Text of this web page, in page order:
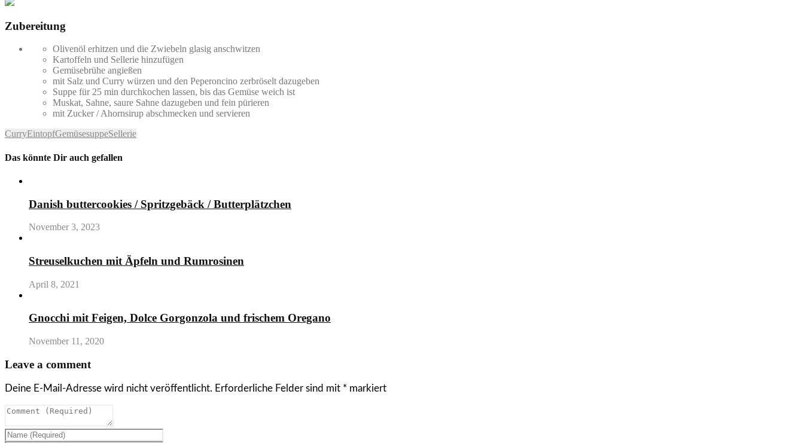
Zubereitung
Olivenöl erhitzen und die Zwiebeln glasig anschwitzen
Kartoffeln und Sellerie hinzufügen
Gemüsebrühe angießen
mit Salz und Curry würzen und den Peperoncino zerbröselt dazugeben
Suppe für 25 min durchkochen lassen, bis das Gemüse weich ist
Muskat, Sahne, saure Sahne dazugeben und fein pürieren
mit Zucker / Ahornsirup abschmecken und servieren
CurryEintopfGemüsesuppeSellerie
Das könnte Dir auch gefallen
Danish buttercookies / Spritzgebäck / Butterplätzchen
November 3, 2023
Streuselkuchen mit Äpfeln und Rumrosinen
April 8, 2021
Gnocchi mit Feigen, Dolce Gorgonzola und frischem Oregano
November 11, 2020
Leave a comment
Deine E-Mail-Adresse wird nicht veröffentlicht. Erforderliche Felder sind mit * markiert